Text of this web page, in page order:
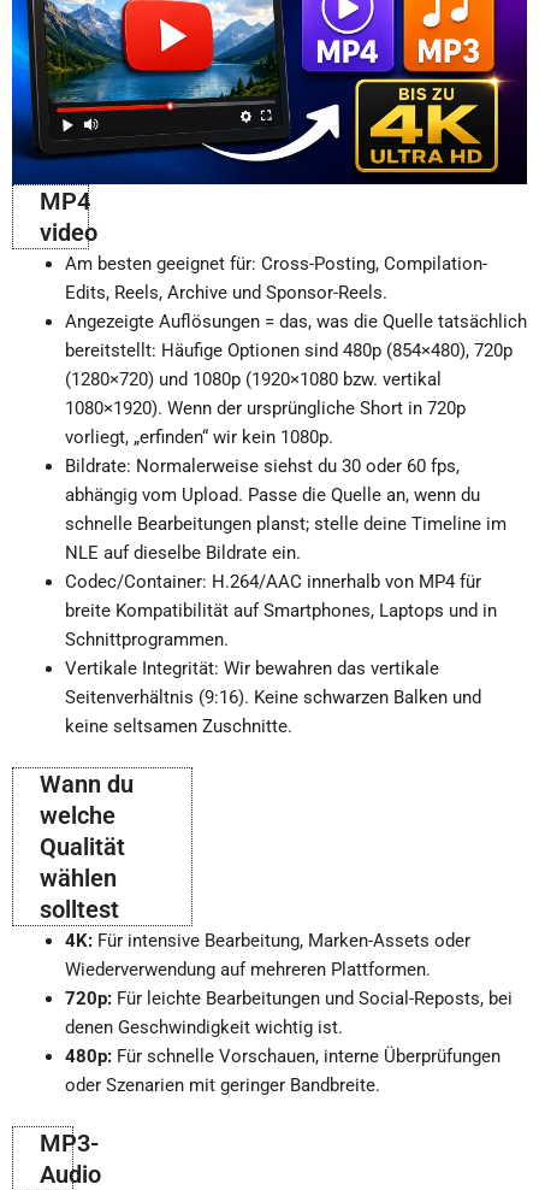
MP4
video
Am besten geeignet für: Cross-Posting, Compilation-
Edits, Reels, Archive und Sponsor-Reels.
Angezeigte Auflösungen = das, was die Quelle tatsächlich
bereitstellt: Häufige Optionen sind 480p (854×480), 720p
(1280×720) und 1080p (1920×1080 bzw. vertikal
1080×1920). Wenn der ursprüngliche Short in 720p
vorliegt, „erfinden“ wir kein 1080p.
Bildrate: Normalerweise siehst du 30 oder 60 fps,
abhängig vom Upload. Passe die Quelle an, wenn du
schnelle Bearbeitungen planst; stelle deine Timeline im
NLE auf dieselbe Bildrate ein.
Codec/Container: H.264/AAC innerhalb von MP4 für
breite Kompatibilität auf Smartphones, Laptops und in
Schnittprogrammen.
Vertikale Integrität: Wir bewahren das vertikale
Seitenverhältnis (9:16). Keine schwarzen Balken und
keine seltsamen Zuschnitte.
Wann du
welche
Qualität
wählen
solltest
4K:Für intensive Bearbeitung, Marken-Assets oder
Wiederverwendung auf mehreren Plattformen.
720p:Für leichte Bearbeitungen und Social-Reposts, bei
denen Geschwindigkeit wichtig ist.
480p:Für schnelle Vorschauen, interne Überprüfungen
oder Szenarien mit geringer Bandbreite.
MP3-
Audio